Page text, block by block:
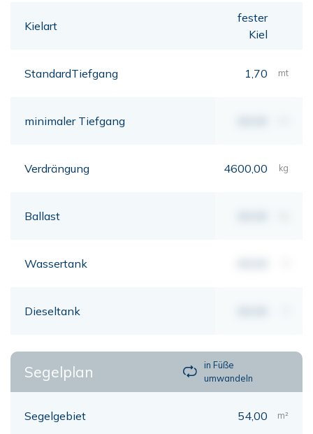
Kielart
fester
Kiel
StandardTiefgang 1,70 mt
minimaler Tiefgang
Verdrängung 4600,00 kg
Ballast
Wassertank
Dieseltank
Segelplan
in Füße
umwandeln
Segelgebiet 54,00 m²